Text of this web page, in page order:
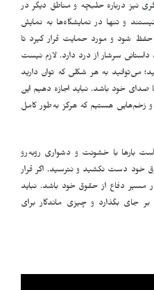
نیز درباره حلبچه و مناطق دیگر در
و تنها در نمایشگاه‌ها به نمایش
حفظ شود و مورد حمایت قرار گیرد تا
سرشار از درد دارد. لازم نیست
می‌توانید به هر شکلی که توان دارید
صدای خود باشد. نباید اجازه دهیم این
و زخم‌هایی هستیم که هرگز به‌طور کامل
بارها با خشونت و دشواری روبه‌رو
خود دست نکشید و نترسید. اگر قرار
دفاع از حقوق خود باشد. نباید
جای بگذارد و چیزی ماندگار برای